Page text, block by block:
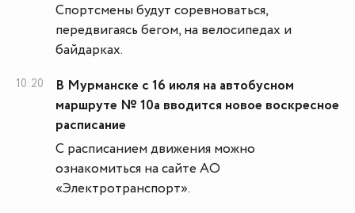
Спортсмены будут соревноваться,
передвигаясь бегом, на велосипедах и
байдарках.
10:20
В Мурманске с 16 июля на автобусном
маршруте № 10а вводится новое воскресное
расписание
С расписанием движения можно
ознакомиться на сайте АО
«Электротранспорт».